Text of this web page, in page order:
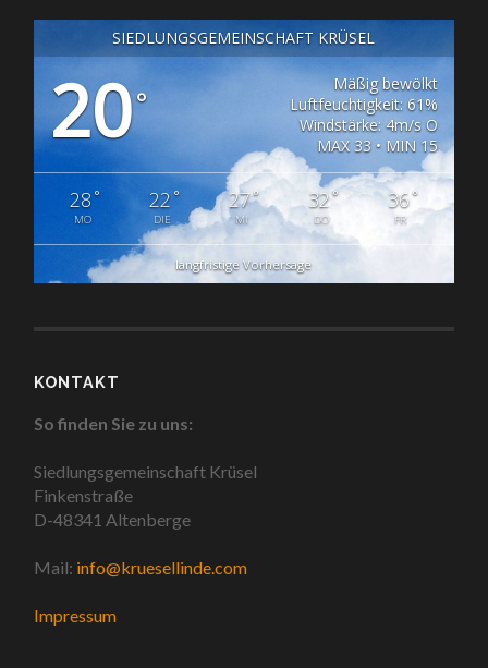
SIEDLUNGSGEMEINSCHAFT KRÜSEL
20°
Mäßig bewölkt
Luftfeuchtigkeit: 61%
Windstärke: 4m/s O
MAX 33 • MIN 15
28°
MO
22 °
DIE
27°
MI
32°
DO
36°
FR
langfristige Vorhersage
KONTAKT
So finden Sie zu uns:
Siedlungsgemeinschaft Krüsel
Finkenstraße
D-48341 Altenberge
Mail: info@kruesellinde.com
Impressum